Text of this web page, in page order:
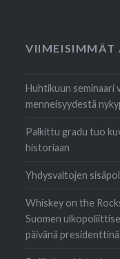
VIIMEISIMMÄT
Huhtikuun seminaari
menneisyydestä
Palkittu gradu tuo
historiaan
Yhdysvaltojen
Whiskey on the
Suomen
päivänä presidenttinä